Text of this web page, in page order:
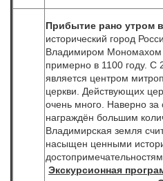
Прибытие рано утром
исторический город
Владимиром Мономахом
примерно в 1100 году. С
является центром
церкви. Действующих
очень много. Наверно за
награждён большим
Владимирская земля
насыщен ценными
Экскурсионная